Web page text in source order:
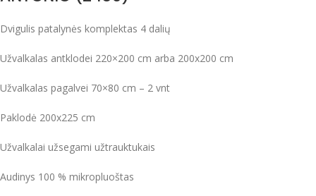
Dvigulis patalynės komplektas 4 dalių
Užvalkalas antklodei 220×200 cm arba 200x200 cm
Užvalkalas pagalvei 70×80 cm – 2 vnt
Paklodė 200x225 cm
Užvalkalai užsegami užtrauktukais
Audinys 100 % mikropluoštas